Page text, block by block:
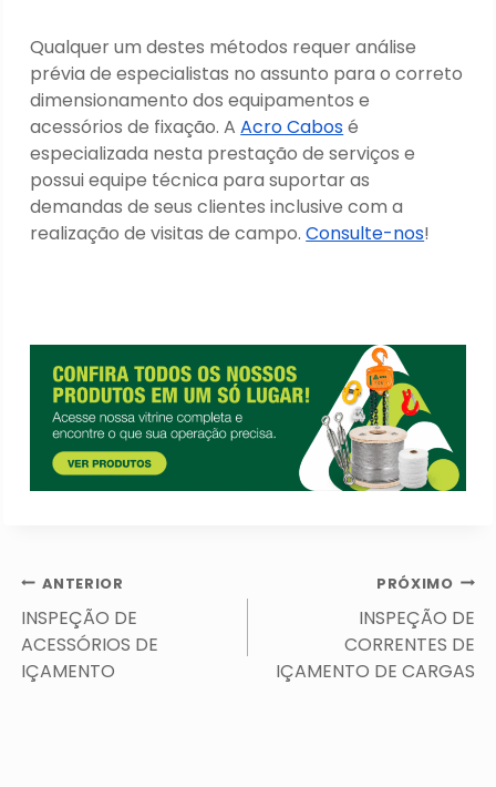
Qualquer um destes métodos requer análise
prévia de especialistas no assunto para o correto
dimensionamento dos equipamentos e
acessórios de fixação. AAcro Cabosé
especializada nesta prestação de serviços e
possui equipe técnica para suportar as
demandas de seus clientes inclusive com a
realização de visitas de campo.Consulte-nos!
Navegação
de
Post
ANTERIOR
INSPEÇÃO DE
ACESSÓRIOS DE
IÇAMENTO
PRÓXIMO
INSPEÇÃO DE
CORRENTES DE
IÇAMENTO DE CARGAS